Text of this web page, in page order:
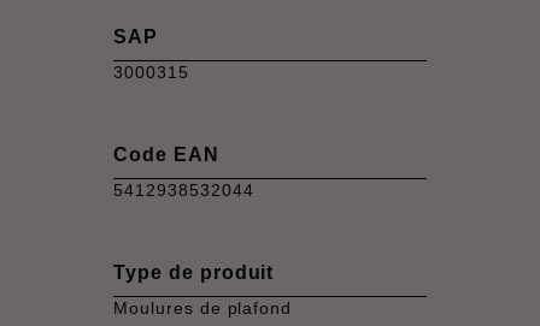
SAP
3000315
Code EAN
5412938532044
Type de produit
Moulures de plafond